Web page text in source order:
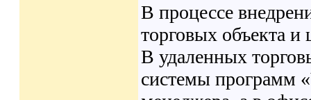
В процессе
торговых объекта
В удаленных
системы программ «